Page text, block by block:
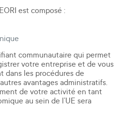
est composé :
communautaire qui permet
votre entreprise et de vous
dans les procédures de
avantages administratifs.
de votre activité en tant
au sein de l’UE sera